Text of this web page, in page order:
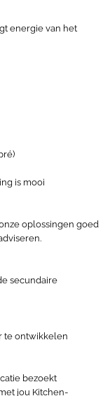
energie van het
is mooi
oplossingen goed
secundaire
te ontwikkelen
bezoekt
jou Kitchen-